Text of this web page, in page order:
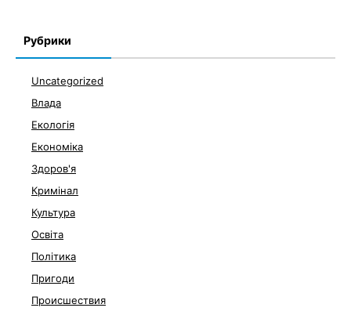
Рубрики
Uncategorized
Влада
Екологія
Економіка
Здоров'я
Кримінал
Культура
Освіта
Політика
Пригоди
Происшествия